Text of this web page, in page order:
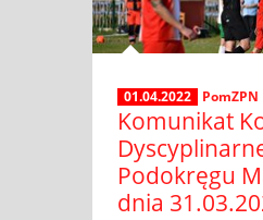
01.04.2022 PomZPN
Komunikat
Podokręgu
dnia